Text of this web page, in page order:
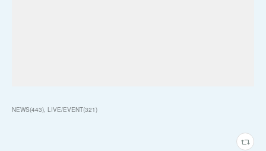
NEWS(443) LIVE/EVENT(321)